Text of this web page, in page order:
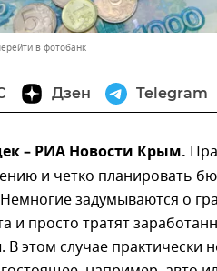
в фотобанк
Дзен Telegram
– РИА Новости Крым.
и четко планировать
задумываются о
и просто тратят
В этом случае практически